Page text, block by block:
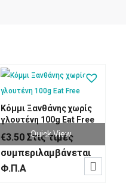
Κόμμι Ξανθάνης χωρίς
γλουτένη 100g Eat Free
€3.50 Στις τιμές
συμπεριλαμβάνεται
Φ.Π.Α
Quick View
